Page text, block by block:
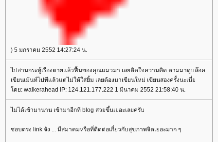
) 5 มกราคม 2552 14:27:24 น.
ไปอ่านกระทู้เรื่องตายแล้วฟื้นของคุณแมวมา เลยติดใจความคิด ตามมาดูบล๊อค
เขียนเม้นท์ไปทีแล้วแต่ไม่ให้ใส่ยิ้ม เลยต้องมาเขียนใหม่ เขียนสองครั้งนะเนี่
ดย: walkerahead IP: 124.121.177.222 1 มีนาคม 2552 21:58:40 น.
ไม่ได้เข้ามานาน เข้ามาอีกที blog สวยขึ้นเยอะเลยครับ
ชอบตรง link จัง ... มีสมาคมหรือที่ติดต่อเกี่ยวกับสุขภาพจิตเยอะมาก ๆ